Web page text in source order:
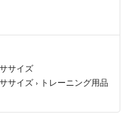
サイズ
サイズ › トレーニング用品